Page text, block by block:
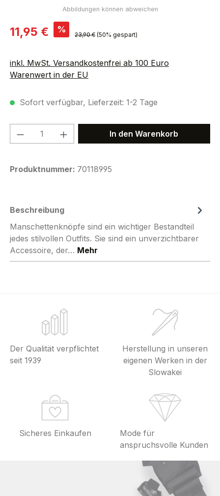
Verkaufspreis:
11,95 € % Regulärer Preis:
23,90 € (50% gespart)
inkl. MwSt. Versandkostenfrei ab 100 Euro
Warenwert in der EU
Sofort verfügbar, Lieferzeit: 1-2 Tage
Produkt Anzahl: Gib denIn den Warenkorb
Produktnummer: 70118995
Beschreibung
Manschettenknöpfe sind ein wichtiger Bestandteil
jedes stilvollen Outfits. Sie sind ein unverzichtbarer
Accessoire, der… Mehr
Der Qualität verpflichtet
seit 1939
Herstellung in unseren
eigenen Werken in der
Slowakei
Sicheres Einkaufen
Mode für
anspruchsvolle Kunden